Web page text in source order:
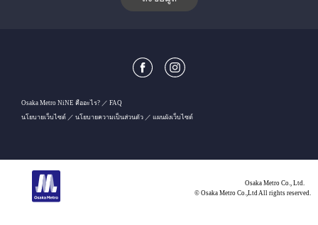
Osaka Metro NiNE คืออะไร?
FAQ
นโยบายเว็บไซต์
นโยบายความเป็นส่วนตัว แผนผังเว็บไซต์
Osaka Metro Co., Ltd.
© Osaka Metro Co.,Ltd All rights reserved.